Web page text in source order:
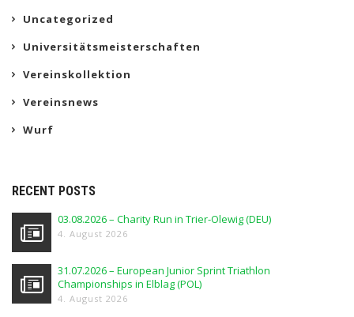
Uncategorized
Universitätsmeisterschaften
Vereinskollektion
Vereinsnews
Wurf
RECENT POSTS
03.08.2026 – Charity Run in Trier-Olewig (DEU)
4. August 2026
31.07.2026 – European Junior Sprint Triathlon
Championships in Elblag (POL)
4. August 2026